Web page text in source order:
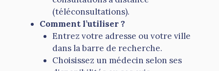
(téléconsultations).
Comment l’utiliser ?
Entrez votre adresse ou votre ville
dans la barre de recherche.
Choisissez un médecin selon ses